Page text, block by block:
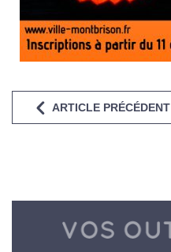
ARTICLE PRÉCÉDENT